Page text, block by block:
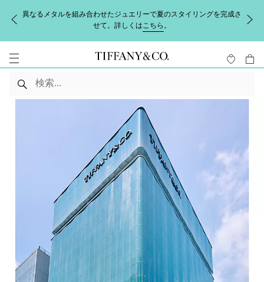
異なるメタルを組み合わせたジュエリーで夏のスタイリングを完成さ
せて。詳しくはこちら 。